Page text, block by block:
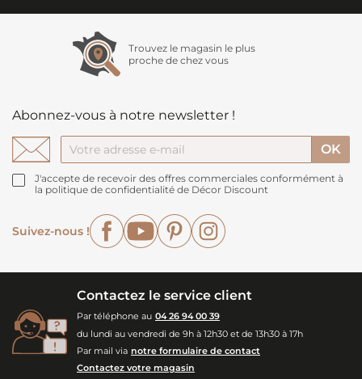
Trouvez le magasin le plus
proche de chez vous
Abonnez-vous à notre newsletter !
J'accepte de recevoir des offres commerciales conformément à
la politique de confidentialité de Décor Discount
Suivez-nous !
FacebookYouTubePinterest
Contactez le service client
Par téléphone au 04 26 94 00 39
du lundi au vendredi de 9h à 12h30 et de 13h30 à 17h
Par mail via notre formulaire de contact
Contactez votre magasin